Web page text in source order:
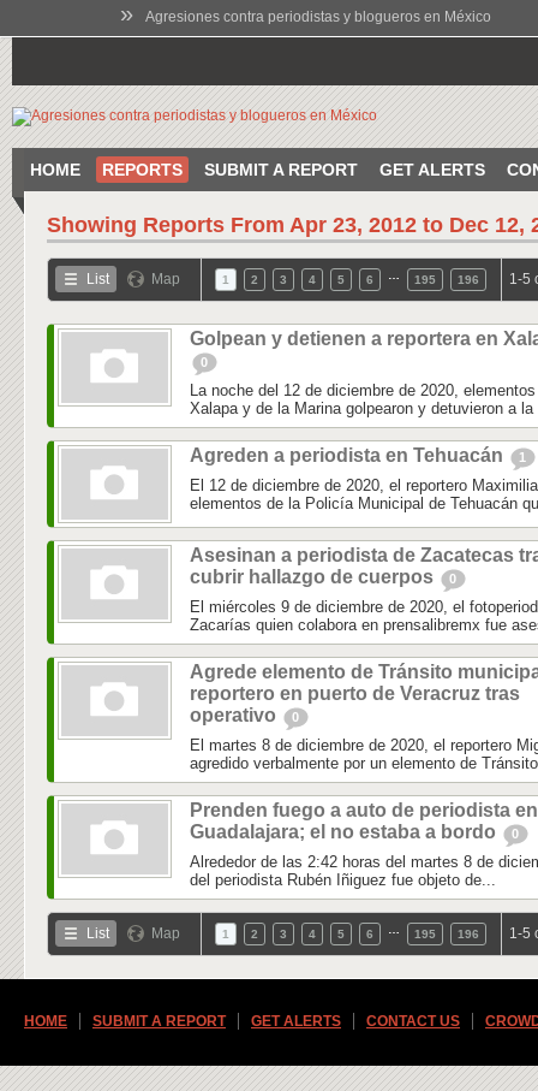
» Agresiones contra periodistas y blogueros en México
HOME REPORTS SUBMIT A REPORT GET ALERTS
Showing Reports From Apr 23, 2012 to Dec 12,
List Map 1 2 3 4 5 6 195 196 1-5
Golpean y detienen a reportera en
0
La noche del 12 de diciembre de 2020,
Xalapa y de la Marina golpearon y detuvieron a la
Agreden a periodista en Tehuacán 1
El 12 de diciembre de 2020, el reportero
elementos de la Policía Municipal de Tehuacán
Asesinan a periodista de Zacatecas
cubrir hallazgo de cuerpos
0
El miércoles 9 de diciembre de 2020, el
Zacarías quien colabora en prensalibremx fue
Agrede elemento de Tránsito
reportero en puerto de Veracruz tras
operativo
0
El martes 8 de diciembre de 2020, el reportero
agredido verbalmente por un elemento de
Prenden fuego a auto de periodista en
Guadalajara; el no estaba a bordo
0
Alrededor de las 2:42 horas del martes 8 de
del periodista Rubén Iñiguez fue objeto de...
List Map 1 2 3 4 5 6 195 196 1-5
HOME SUBMIT A REPORT GET ALERTS CONTACT US